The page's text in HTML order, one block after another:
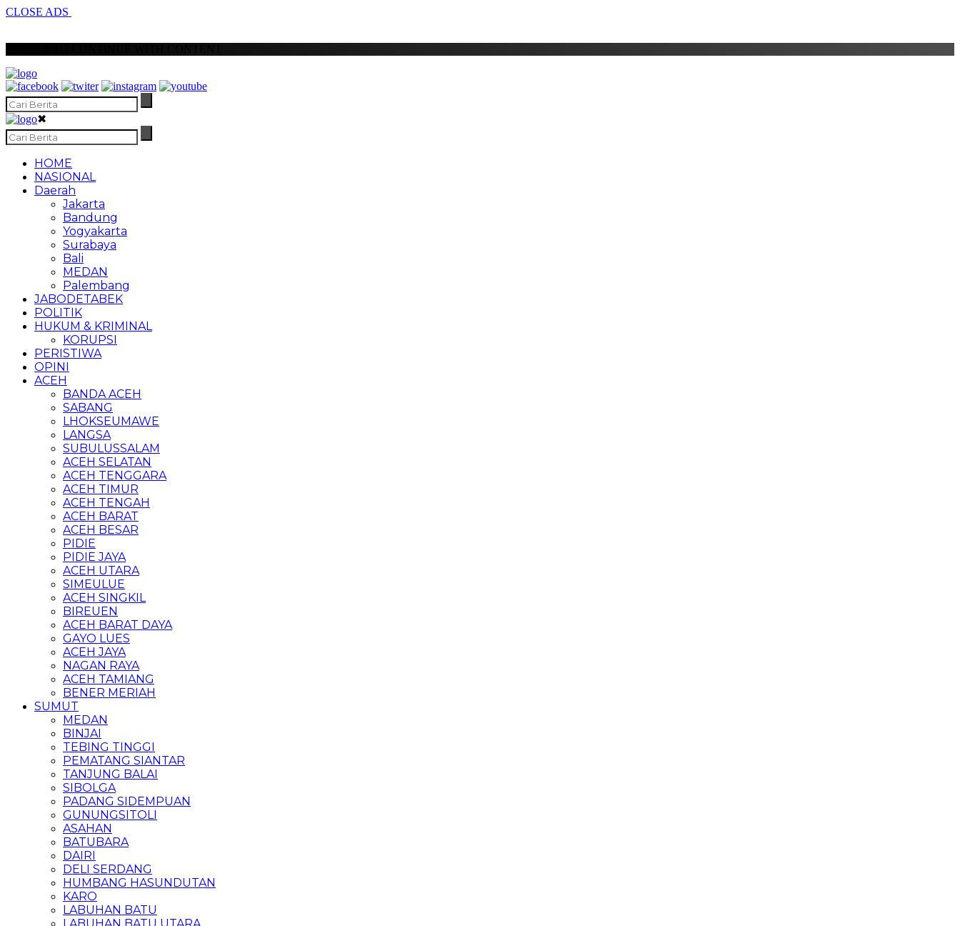
CLOSE ADS
✖
HOME
NASIONAL
Daerah
Jakarta
Bandung
Yogyakarta
Surabaya
Bali
MEDAN
Palembang
JABODETABEK
POLITIK
HUKUM & KRIMINAL
KORUPSI
PERISTIWA
OPINI
ACEH
BANDA ACEH
SABANG
LHOKSEUMAWE
LANGSA
SUBULUSSALAM
ACEH SELATAN
ACEH TENGGARA
ACEH TIMUR
ACEH TENGAH
ACEH BARAT
ACEH BESAR
PIDIE
PIDIE JAYA
ACEH UTARA
SIMEULUE
ACEH SINGKIL
BIREUEN
ACEH BARAT DAYA
GAYO LUES
ACEH JAYA
NAGAN RAYA
ACEH TAMIANG
BENER MERIAH
SUMUT
MEDAN
BINJAI
TEBING TINGGI
PEMATANG SIANTAR
TANJUNG BALAI
SIBOLGA
PADANG SIDEMPUAN
GUNUNGSITOLI
ASAHAN
BATUBARA
DAIRI
DELI SERDANG
HUMBANG HASUNDUTAN
KARO
LABUHAN BATU